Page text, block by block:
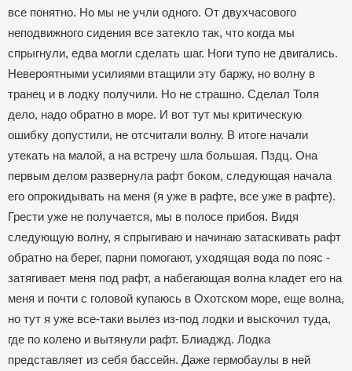
все понятно. Но мы не учли одного. От двухчасового
неподвижного сидения все затекло так, что когда мы
спрыгнули, едва могли сделать шаг. Ноги тупо не двигались.
Невероятными усилиями втащили эту баржу, но волну в
транец и в лодку получили. Но не страшно. Сделал Толя
дело, надо обратно в море. И вот тут мы критическую
ошибку допустили, не отсчитали волну. В итоге начали
утекать на малой, а на встречу шла большая. Пздц. Она
первым делом развернула рафт боком, следующая начала
его опрокидывать на меня (я уже в рафте, все уже в рафте).
Грести уже не получается, мы в полосе прибоя. Видя
следующую волну, я спрыгиваю и начинаю затаскивать рафт
обратно на берег, парни помогают, уходящая вода по пояс -
затягивает меня под рафт, а набегающая волна кладет его на
меня и почти с головой купаюсь в Охотском море, еще волна,
но тут я уже все-таки вылез из-под лодки и выскочил туда,
где по колено и вытянули рафт. Блиаджд. Лодка
представляет из себя бассейн. Даже гермобаулы в ней